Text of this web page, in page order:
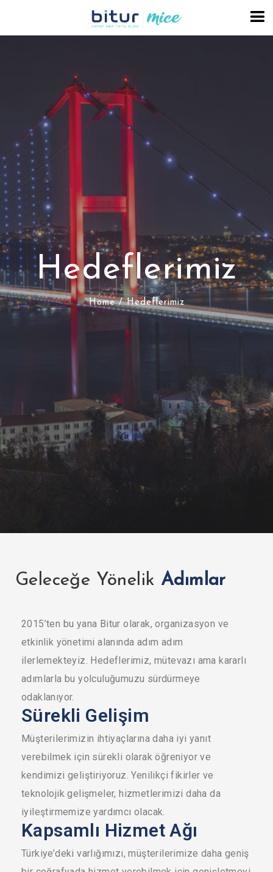
Hedeflerimiz
Home/ Hedeflerimiz
Geleceğe Yönelik Adımlar
2015’ten bu yana Bitur olarak, organizasyon ve
etkinlik yönetimi alanında adım adım
ilerlemekteyiz. Hedeflerimiz, mütevazı ama kararlı
adımlarla bu yolculuğumuzu sürdürmeye
odaklanıyor.
Sürekli Gelişim
Müşterilerimizin ihtiyaçlarına daha iyi yanıt
verebilmek için sürekli olarak öğreniyor ve
kendimizi geliştiriyoruz. Yenilikçi fikirler ve
teknolojik gelişmeler, hizmetlerimizi daha da
iyileştirmemize yardımcı olacak.
Kapsamlı Hizmet Ağı
Türkiye’deki varlığımızı, müşterilerimize daha geniş